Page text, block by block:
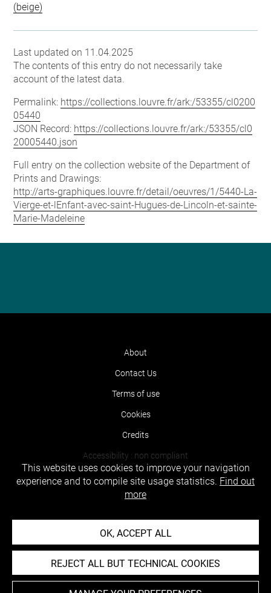
(beige)
Last updated on 11.04.2025
The contents of this entry do not necessarily take
account of the latest data.
Permalink: https://collections.louvre.fr/ark:/53355/cl0200
05440
JSON Record: https://collections.louvre.fr/ark:/53355/cl0
20005440.json
Full entry on the collection website of the Department of
Prints and Drawings:
http://arts-graphiques.louvre.fr/detail/oeuvres/1/5440-La-
Vierge-et-lEnfant-avec-saint-Hugues-de-Lincoln-et-sainte-
Marie-Madeleine
About
Contact Us
Terms of use
Cookies
Credits
Accessibility : non compliant
This website uses cookies to improve your navigation
experience and to compile site usage statistics. Find out
more
OK, ACCEPT ALL
REJECT ALL BUT TECHNICAL COOKIES